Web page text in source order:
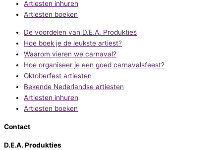
Artiesten inhuren
Artiesten boeken
De voordelen van D.E.A. Produkties
Hoe boek je de leukste artiest?
Waarom vieren we carnaval?
Hoe organiseer je een goed carnavalsfeest?
Oktoberfest artiesten
Bekende Nederlandse artiesten
Artiesten inhuren
Artiesten boeken
Contact
D.E.A. Produkties